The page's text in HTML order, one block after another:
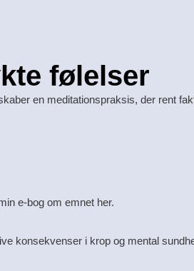
følelser
en meditationspraksis, der rent
e-bog om emnet her.
konsekvenser i krop og mental